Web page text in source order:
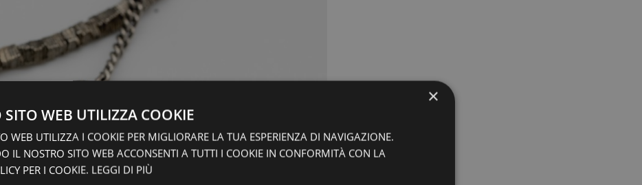
×
SITO WEB UTILIZZA COOKIE
WEB UTILIZZA I COOKIE PER MIGLIORARE LA TUA ESPERIENZA DI NAVIGAZIONE.
IL NOSTRO SITO WEB ACCONSENTI A TUTTI I COOKIE IN CONFORMITÀ CON LA
PER I COOKIE. LEGGI DI PIÙ